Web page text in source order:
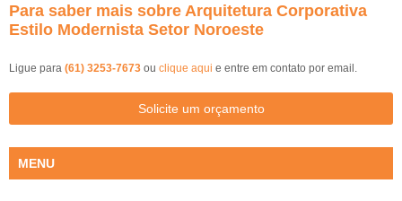
Para saber mais sobre Arquitetura Corporativa
Estilo Modernista Setor Noroeste
Ligue para (61) 3253-7673 ou clique aqui e entre em contato por email.
Solicite um orçamento
MENU